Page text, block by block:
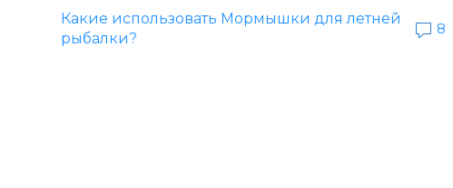
Какие использовать Мормышки для летней
рыбалки?
8